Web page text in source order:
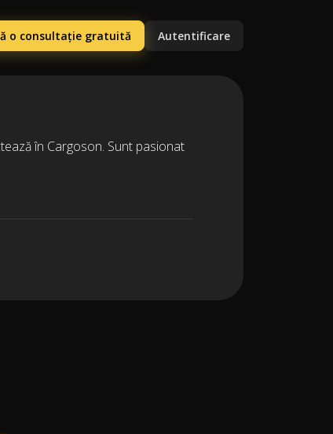
o consultație gratuită Autentificare
în Cargoson. Sunt pasionat